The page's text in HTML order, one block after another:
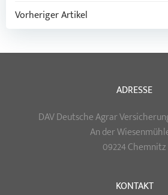
Post
navigation
Vorheriger Artikel
ADRESSE
DAV Deutsche Agrar
An der
09224 Chemnitz
KONTAKT